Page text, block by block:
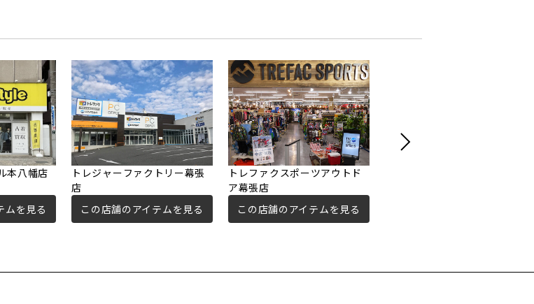
本八幡店
ムを見る
トレジャーファクトリー幕張
店
この店舗のアイテムを見る
トレファクスポーツアウトド
ア幕張店
この店舗のアイテムを見る